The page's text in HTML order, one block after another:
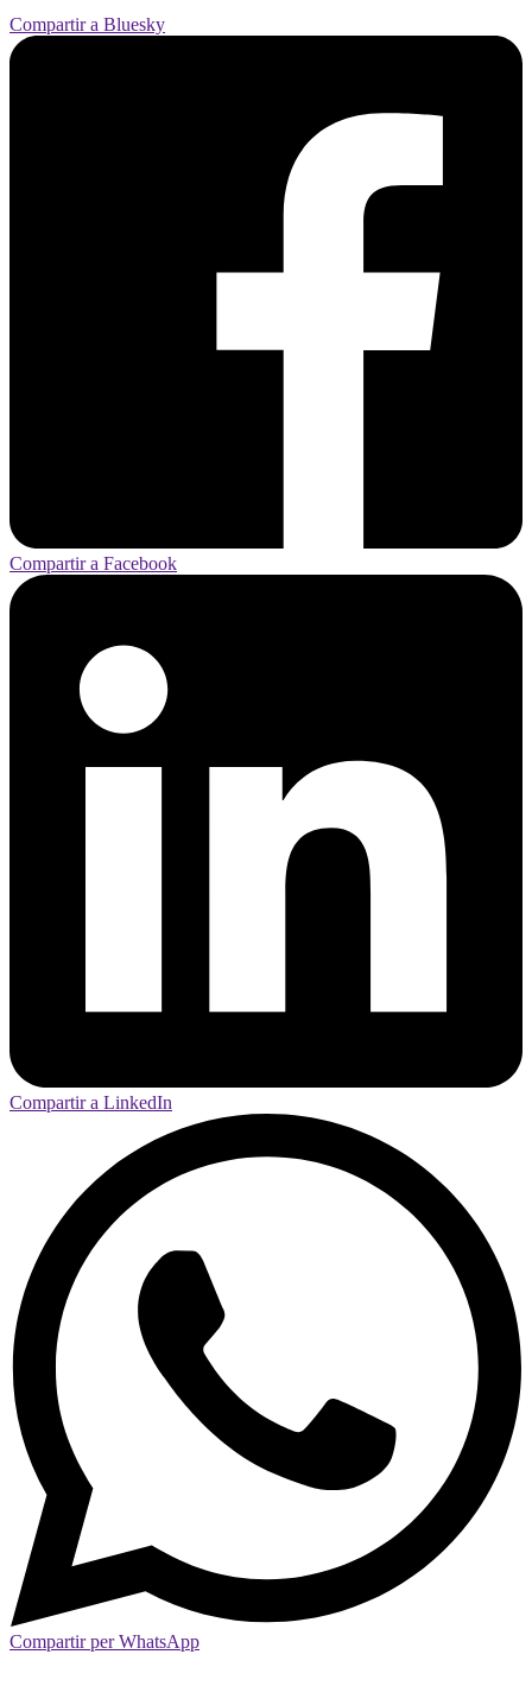
Compartir a Bluesky
Compartir a Facebook
Compartir a LinkedIn
Compartir per WhatsApp